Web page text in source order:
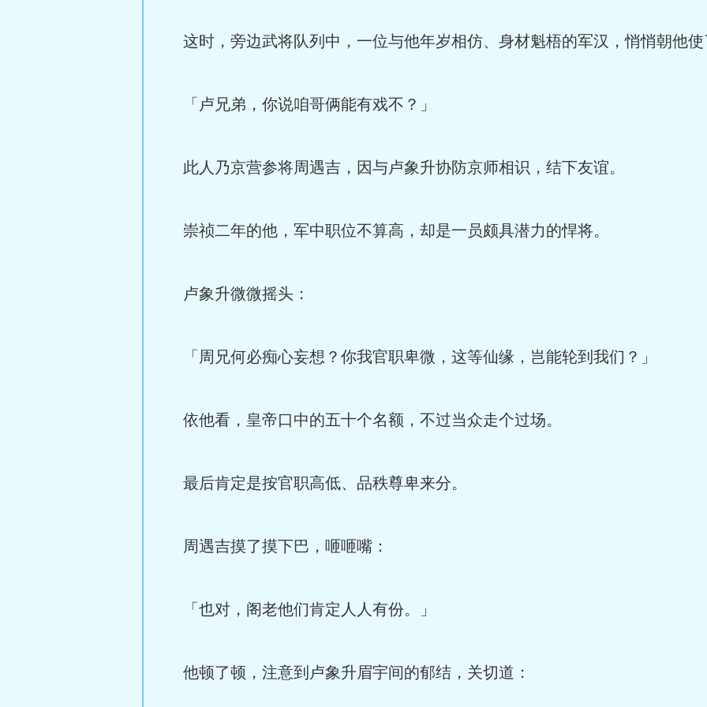
这时，旁边武将队列中，一位与他年岁相仿、身材魁梧的军汉，悄悄朝他使
「卢兄弟，你说咱哥俩能有戏不？」
此人乃京营参将周遇吉，因与卢象升协防京师相识，结下友谊。
崇祯二年的他，军中职位不算高，却是一员颇具潜力的悍将。
卢象升微微摇头：
「周兄何必痴心妄想？你我官职卑微，这等仙缘，岂能轮到我们？」
依他看，皇帝口中的五十个名额，不过当众走个过场。
最后肯定是按官职高低、品秩尊卑来分。
周遇吉摸了摸下巴，咂咂嘴：
「也对，阁老他们肯定人人有份。」
他顿了顿，注意到卢象升眉宇间的郁结，关切道：